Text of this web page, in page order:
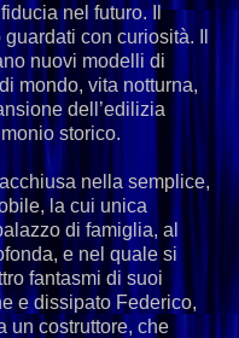
nel futuro. Il
con curiosità. Il
nuovi modelli di
mondo, vita notturna,
dell’edilizia
storico.
nella semplice,
la cui unica
di famiglia, al
e nel quale si
fantasmi di suoi
e dissipato Federico,
un costruttore, che